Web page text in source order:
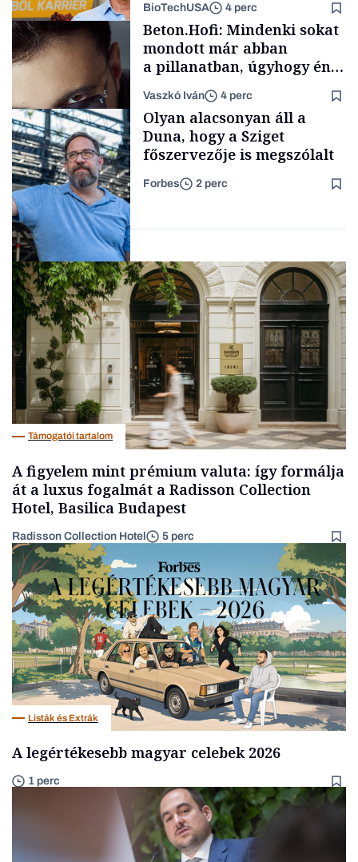
Politika
Content Lab HUB
BioTechUSA 4 perc
Forbes-sztori
Beton.Hofi: Mindenki sokat
mondott már abban
a pillanatban, úgyhogy én
a legsarkosabb
gondolataimat akartam
kimondani
Vaszkó Iván 4 perc
Társadalom
Olyan alacsonyan áll a
Duna, hogy a Sziget
főszervezője is megszólalt
Forbes 2 perc
Támogatói tartalom
A figyelem mint prémium valuta: így formálja
át a luxus fogalmát a Radisson Collection
Hotel, Basilica Budapest
Radisson Collection Hotel 5 perc
Listák és Extrák
A legértékesebb magyar celebek 2026
1 perc